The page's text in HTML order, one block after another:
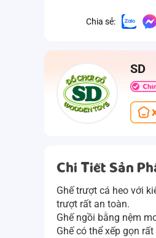
Chia sẻ:
SD
Chi Tiết Sản
Ghế trượt cá heo với
trượt rất an toàn.
Ghế ngồi bằng nệm
Ghế có thể xếp gọn